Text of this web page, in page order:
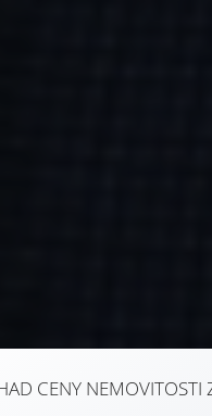
CENY NEMOVITOSTI